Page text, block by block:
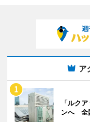
ア
「ルク
ンへ 全